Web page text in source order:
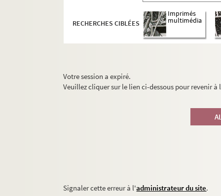
RECHERCHES CIBLÉES
Imprimés
multimédia
Votre session a expiré.
Veuillez cliquer sur le lien ci-dessous pour revenir
Signaler cette erreur à l'administrateur du site.